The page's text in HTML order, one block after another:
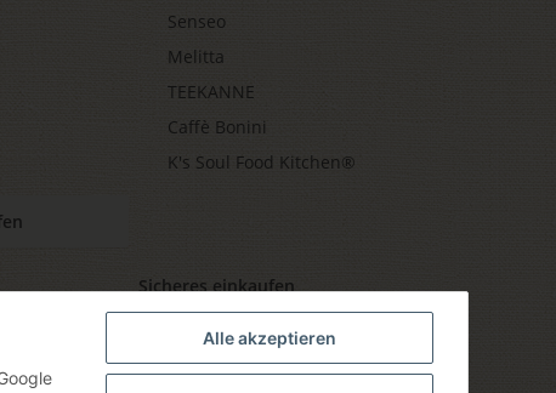
Alle akzeptieren
Senseo
Melitta
TEEKANNE
Caffè Bonini
K's Soul Food Kitchen®
Sicheres einkaufen